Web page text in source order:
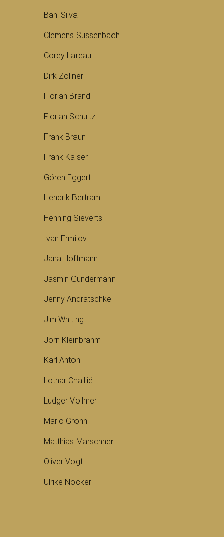
Bani Silva
Clemens Süssenbach
Corey Lareau
Dirk Zöllner
Florian Brandl
Florian Schultz
Frank Braun
Frank Kaiser
Gören Eggert
Hendrik Bertram
Henning Sieverts
Ivan Ermilov
Jana Hoffmann
Jasmin Gundermann
Jenny Andratschke
Jim Whiting
Jörn Kleinbrahm
Karl Anton
Lothar Chaillié
Ludger Vollmer
Mario Grohn
Matthias Marschner
Oliver Vogt
Ulrike Nocker